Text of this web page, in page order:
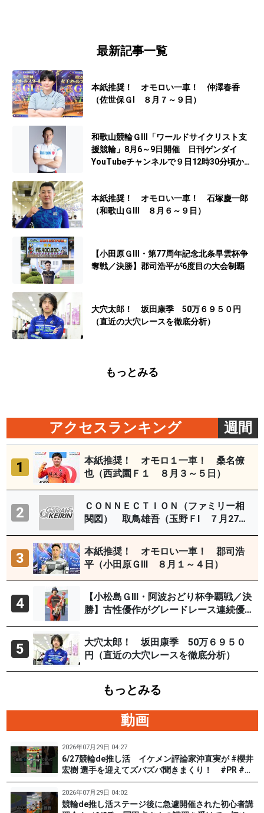
最新記事一覧
本紙推奨！ オモロい一車！ 仲澤春香
（佐世保ＧⅠ ８月７～９日）
和歌山競輪ＧⅢ「ワールドサイクリスト支
援競輪」8月6～9日開催 日刊ゲンダイ
YouTubeチャンネルで９日12時30分頃から
本紙推奨！ オモロい一車！ 石塚慶一郎
（和歌山ＧⅢ ８月６～９日）
【小田原ＧⅢ・第77周年記念北条早雲杯争
奪戦／決勝】郡司浩平が6度目の大会制覇
大穴太郎！ 坂田康季 50万６９５０円
（直近の大穴レースを徹底分析）
もっとみる
アクセスランキング 週間
1
本紙推奨！ オモロ１一車！ 桑名僚
也（西武園Ｆ１ ８月３～５日）
2
ＣＯＮＮＥＣＴＩＯＮ（ファミリー相
関図） 取鳥雄吾（玉野ＦⅠ ７月27～
3
本紙推奨！ オモロい一車！ 郡司浩
平（小田原ＧⅢ ８月１～４日）
4
【小松島ＧⅢ・阿波おどり杯争覇戦／決
勝】古性優作がグレードレース連続優
5
大穴太郎！ 坂田康季 50万６９５０
円（直近の大穴レースを徹底分析）
もっとみる
動画
2026年07月29日 04:27
6/27競輪de推し活 イケメン評論家沖直実が #櫻井
宏樹 選手を迎えてズバズバ聞きまくり！ #PR #松
戸けいりん #和田健太郎
2026年07月29日 04:02
競輪de推し活ステージ後に急遽開催された初心者講